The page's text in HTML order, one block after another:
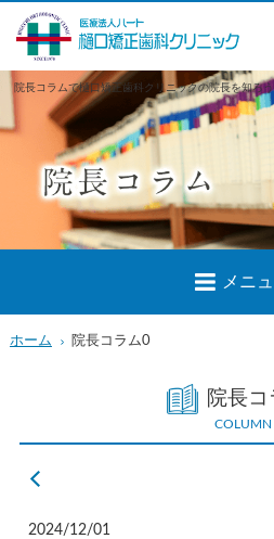
院長コラムで樋口矯正歯科クリニックの院長を知ろ
メニ
ホーム 院長コラム0
院長コ
COLUMN
2024/12/01